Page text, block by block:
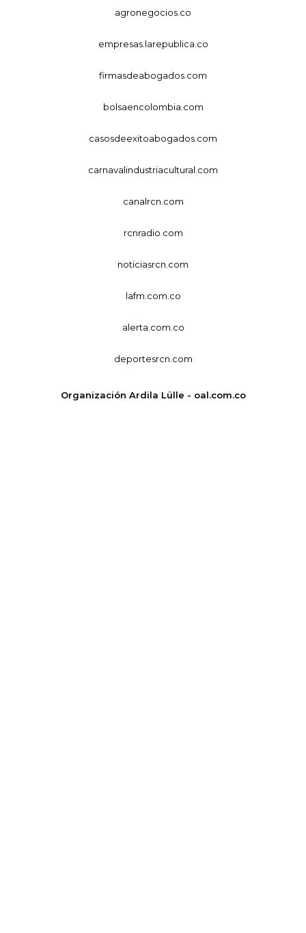
agronegocios.co
empresas.larepublica.co
firmasdeabogados.com
bolsaencolombia.com
casosdeexitoabogados.com
carnavalindustriacultural.com
canalrcn.com
rcnradio.com
noticiasrcn.com
lafm.com.co
alerta.com.co
deportesrcn.com
Organización Ardila Lülle - oal.com.co